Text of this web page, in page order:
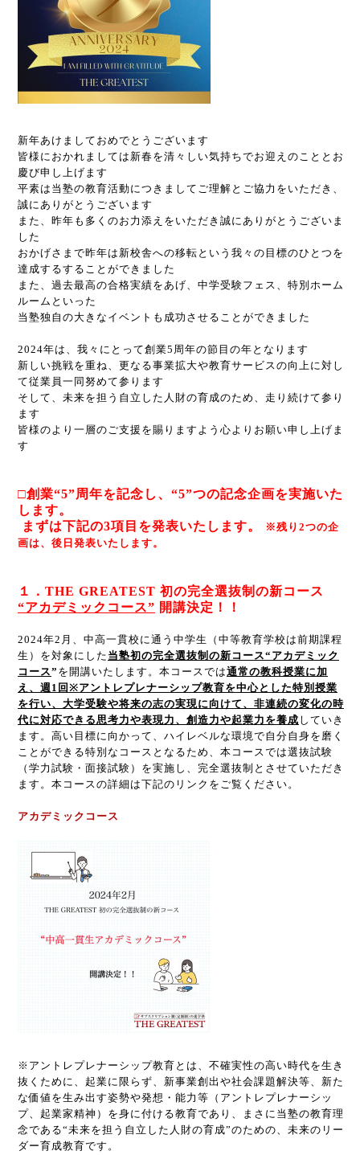
新年あけましておめでとうございます
皆様におかれましては新春を清々しい気持ちでお迎えのこととお
慶び申し上げます
平素は当塾の教育活動につきましてご理解とご協力をいただき、
誠にありがとうございます
また、昨年も多くのお力添えをいただき誠にありがとうございま
した
おかげさまで昨年は新校舎への移転という我々の目標のひとつを
達成するすることができました
また、過去最高の合格実績をあげ、中学受験フェス、特別ホーム
ルームといった
当塾独自の大きなイベントも成功させることができました
2024年は、我々にとって創業5周年の節目の年となります
新しい挑戦を重ね、更なる事業拡大や教育サービスの向上に対し
て従業員一同努めて参ります
そして、未来を担う自立した人財の育成のため、走り続けて参り
ます
皆様のより一層のご支援を賜りますよう心よりお願い申し上げま
す
□創業“5”周年を記念し、“5”つの記念企画を実施いた
します。
まずは下記の3項目を発表いたします。
※残り2つの企
画は、後日発表いたします。
１．THE GREATEST 初の完全選抜制の新コース
“アカデミックコース” 開講決定！！
2024年2月、中高一貫校に通う中学生（中等教育学校は前期課程
生）を対象にした 当塾初の完全選抜制の新コース“アカデミック
コース” を開講いたします。本コースでは通常の教科授業に加
え、週1 回 ※アントレプレナーシップ教育を中心とした特別授業
を行い、大学受験や将来の志の実現に向けて、非連続の変化の時
代に対応できる思考力や表現力、創造力や起業力を養成 していき
ます。高い目標に向かって、ハイレベルな環境で自分自身を磨く
ことができる特別なコースとなるため、本コースでは選抜試験
（学力試験・面接試験）を実施し、完全選抜制とさせていただき
ます。本コースの詳細は下記のリンクをご覧ください。
アカデミックコース
※アントレプレナーシップ教育とは、不確実性の高い時代を生き
抜くために、起業に限らず、新事業創出や社会課題解決等、新た
な価値を生み出す姿勢や発想・能力等（アントレプレナーシッ
プ、起業家精神）を身に付ける教育であり、まさに当塾の教育理
念である“未来を担う自立した人財の育成”のための、未来のリー
ダー育成教育です。